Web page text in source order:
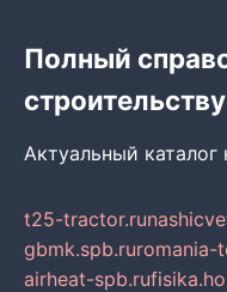
Полный
Актуальный
t25-tractor.ru
gbmk.spb.ruromania-
airheat-spb.ru